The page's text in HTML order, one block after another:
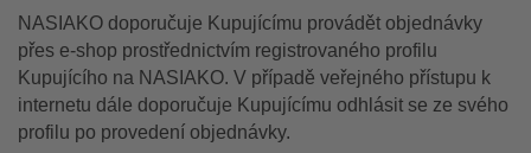
NASIAKO doporučuje Kupujícímu provádět objednávky
přes e-shop prostřednictvím registrovaného profilu
Kupujícího na NASIAKO. V případě veřejného přístupu k
internetu dále doporučuje Kupujícímu odhlásit se ze svého
profilu po provedení objednávky.